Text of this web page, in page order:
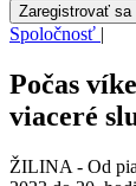
Zaregistrovať sa
Spoločnosť |
Počas
viaceré
ŽILINA - Od